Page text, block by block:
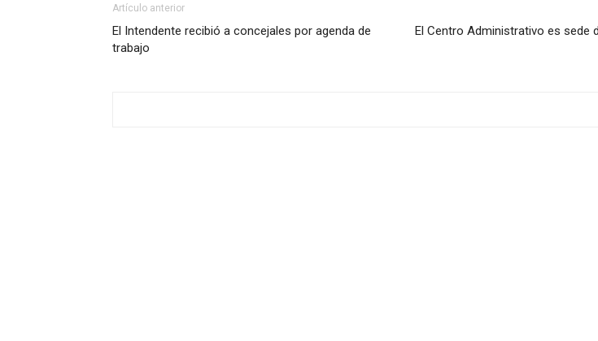
Artículo anterior
El Intendente recibió a concejales por agenda de
trabajo
El Centro Administrativo es sede